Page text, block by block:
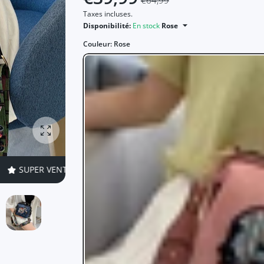
38% DE RÉDUCTIONS SUPER VENTE 38%
Agrandir la photo
Taxes incluses.
Disponibilité: En stock Rose
Couleur: Rose